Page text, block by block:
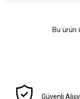
Bu ürün
Güvenli